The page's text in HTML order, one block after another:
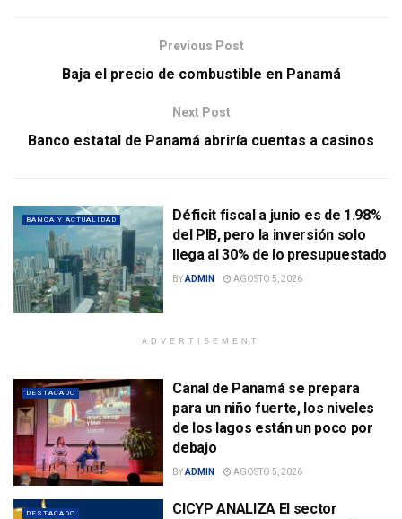
Previous Post
Baja el precio de combustible en Panamá
Next Post
Banco estatal de Panamá abriría cuentas a casinos
BANCA Y ACTUALIDAD
Déficit fiscal a junio es de 1.98%
del PIB, pero la inversión solo
llega al 30% de lo presupuestado
BYADMIN AGOSTO 5, 2026
ADVERTISEMENT
DESTACADO
Canal de Panamá se prepara
para un niño fuerte, los niveles
de los lagos están un poco por
debajo
BYADMIN AGOSTO 5, 2026
DESTACADO
CICYP ANALIZA El sector